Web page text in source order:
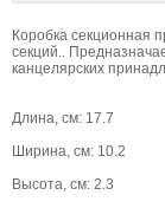
Коробка секционная
секций..
канцелярских
Длина, см: 17.7
Ширина, см: 10.2
Высота, см: 2.3